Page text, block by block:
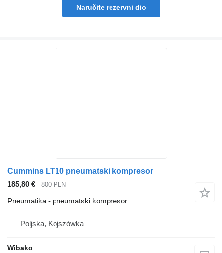
Naručite rezervni dio
Cummins LT10 pneumatski kompresor
185,80 €
800 PLN
Pneumatika - pneumatski kompresor
Poljska, Kojszówka
Wibako